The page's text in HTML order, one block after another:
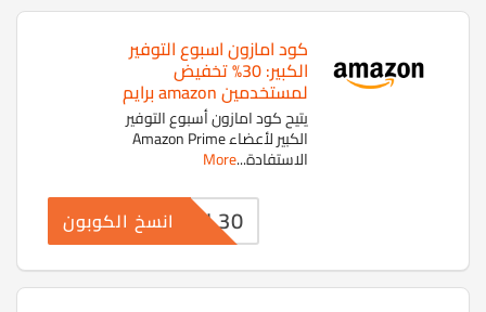
كود امازون اسبوع التوفير
الكبير: 30% تخفيض
لمستخدمين amazon برايم
يتيح كود امازون أسبوع التوفير
الكبير لأعضاء Amazon Prime
الاستفادة...
More
WEL30 انسخ الكوبون